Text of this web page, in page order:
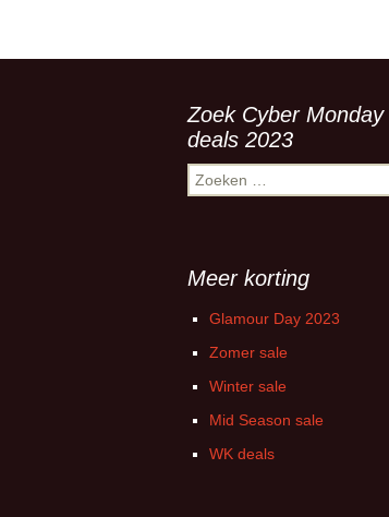
Zoek Cyber Monday
deals 2023
Zoeken
naar:
Meer korting
Glamour Day 2023
Zomer sale
Winter sale
Mid Season sale
WK deals